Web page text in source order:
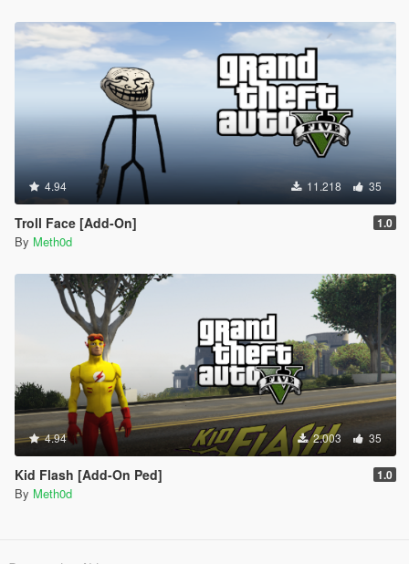
4.94 11.218 35
Troll Face [Add-On] 1.0
By Meth0d
4.94 2.003 35
Kid Flash [Add-On Ped] 1.0
By Meth0d